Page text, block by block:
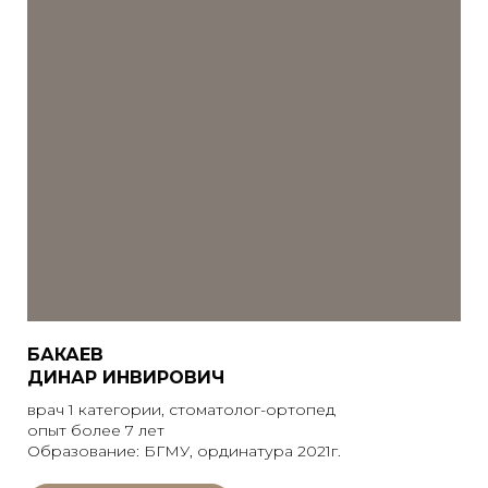
БАКАЕВ
ДИНАР ИНВИРОВИЧ
врач 1 категории, стоматолог-ортопед
опыт более 7 лет
Образование: БГМУ, ординатура 2021г.